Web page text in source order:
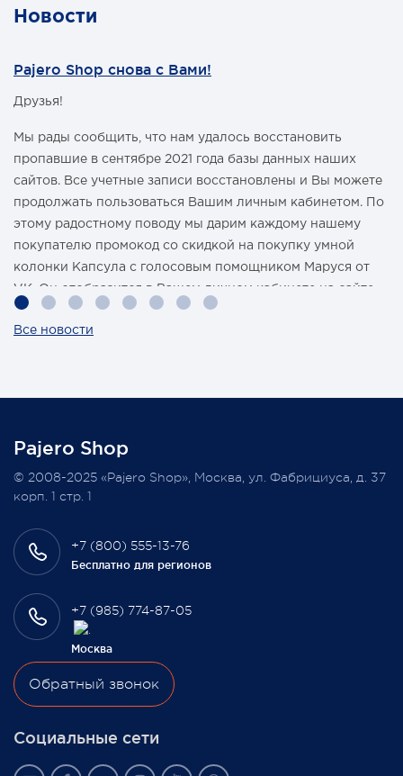
Новости
Pajero Shop снова с Вами!
Друзья!
Мы рады сообщить, что нам удалось восстановить
пропавшие в сентябре 2021 года базы данных наших
сайтов. Все учетные записи восстановлены и Вы можете
продолжать пользоваться Вашим личным кабинетом. По
этому радостному поводу мы дарим каждому нашему
покупателю промокод со скидкой на покупку умной
колонки Капсула с голосовым помощником Маруся от
VK. Он отобразится в Вашем личном кабинете на сайте
магазина Pajero Shop 14 февраля.
Всегда Ваш, Pajero Shop
3 февраля 2022
Все новости
Pajero Shop
+7 (800) 555-13-76
Бесплатно для регионов
+7 (985) 774-87-05
Москва
Обратный звонок
Социальные сети
© 2008-2025 «Pajero Shop», Москва, ул. Фабрициуса, д. 37
корп. 1 стр. 1